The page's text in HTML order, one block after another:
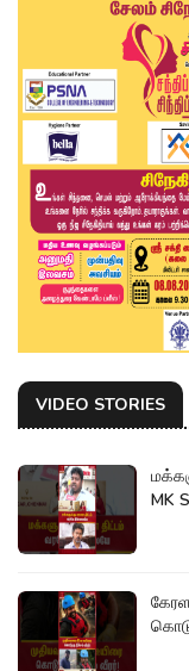
VIDEO STORIES
MK